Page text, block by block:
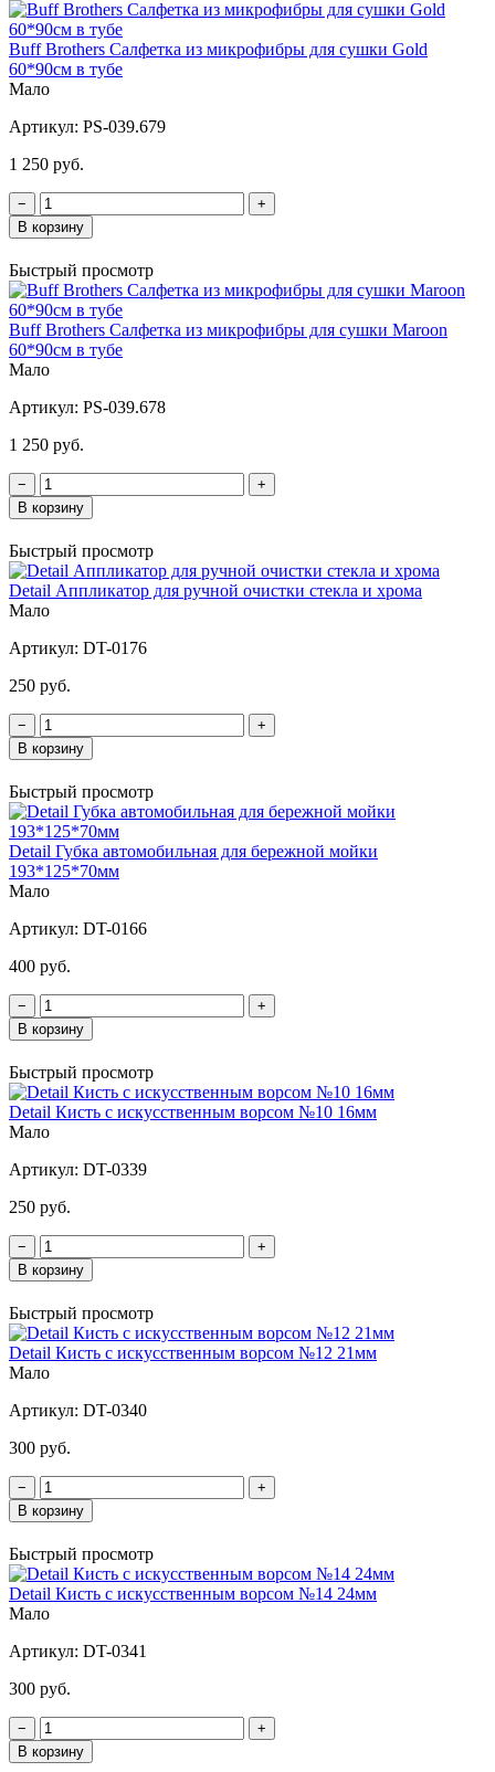
Buff Brothers Салфетка из микрофибры для сушки Gold
60*90см в тубе
Мало
Артикул: PS-039.679
1 250 руб.
−
+
В корзину
Быстрый просмотр
Buff Brothers Салфетка из микрофибры для сушки Maroon
60*90см в тубе
Мало
Артикул: PS-039.678
1 250 руб.
−
+
В корзину
Быстрый просмотр
Detail Аппликатор для ручной очистки стекла и хрома
Мало
Артикул: DT-0176
250 руб.
−
+
В корзину
Быстрый просмотр
Detail Губка автомобильная для бережной мойки
193*125*70мм
Мало
Артикул: DT-0166
400 руб.
−
+
В корзину
Быстрый просмотр
Detail Кисть с искусственным ворсом №10 16мм
Мало
Артикул: DT-0339
250 руб.
−
+
В корзину
Быстрый просмотр
Detail Кисть с искусственным ворсом №12 21мм
Мало
Артикул: DT-0340
300 руб.
−
+
В корзину
Быстрый просмотр
Detail Кисть с искусственным ворсом №14 24мм
Мало
Артикул: DT-0341
300 руб.
−
+
В корзину